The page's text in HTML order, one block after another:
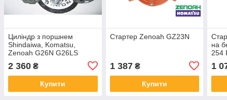
Циліндр з поршнем
Shindaiwa, Komatsu,
Zenoah G26N G26LS
2 360 ₴
Купити
Стартер Zenoah GZ23N
1 387₴
Купити
на
254
251
1